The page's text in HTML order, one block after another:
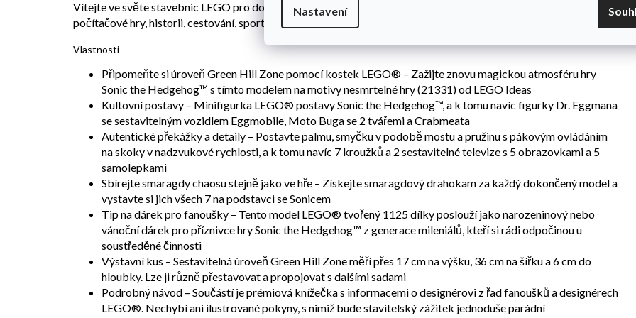
Nastavení
Vítejte ve světe stavebnic LEGO pro dospělé, kde si můžete odpočinout a stavět propracované modely oslavující
počítačové hry, historii, cestování, sport, vědu, technologie a zábavní průmysl.
Vlastnosti
Připomeňte si úroveň Green Hill Zone pomocí kostek LEGO® – Zažijte znovu magickou atmosféru hry
Sonic the Hedgehog™ s tímto modelem na motivy nesmrtelné hry (21331) od LEGO Ideas
Kultovní postavy – Minifigurka LEGO® postavy Sonic the Hedgehog™, a k tomu navíc figurky Dr. Eggmana
se sestavitelným vozidlem Eggmobile, Moto Buga se 2 tvářemi a Crabmeata
Autentické překážky a detaily – Postavte palmu, smyčku v podobě mostu a pružinu s pákovým ovládáním
na skoky v nadzvukové rychlosti, a k tomu navíc 7 kroužků a 2 sestavitelné televize s 5 obrazovkami a 5
samolepkami
Sbírejte smaragdy chaosu stejně jako ve hře – Získejte smaragdový drahokam za každý dokončený model a
vystavte si jich všech 7 na podstavci se Sonicem
Tip na dárek pro fanoušky – Tento model LEGO® tvořený 1125 dílky poslouží jako narozeninový nebo
vánoční dárek pro příznivce hry Sonic the Hedgehog™ z generace mileniálů, kteří si rádi odpočinou u
soustředěné činnosti
Výstavní kus – Sestavitelná úroveň Green Hill Zone měří přes 17 cm na výšku, 36 cm na šířku a 6 cm do
hloubky. Lze ji různě přestavovat a propojovat s dalšími sadami
Podrobný návod – Součástí je prémiová knížečka s informacemi o designérovi z řad fanoušků a designérech
LEGO®. Nechybí ani ilustrované pokyny, s nimiž bude stavitelský zážitek jednoduše parádní